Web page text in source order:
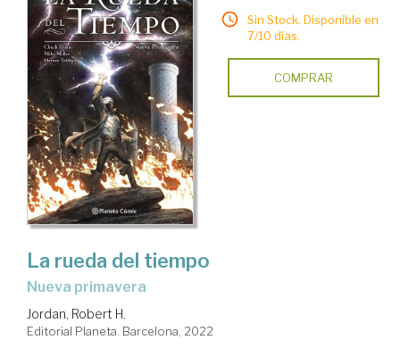
Sin Stock. Disponible en
7/10 días.
COMPRAR
La rueda del tiempo
nueva primavera
Jordan, Robert H.
Editorial Planeta. Barcelona, 2022